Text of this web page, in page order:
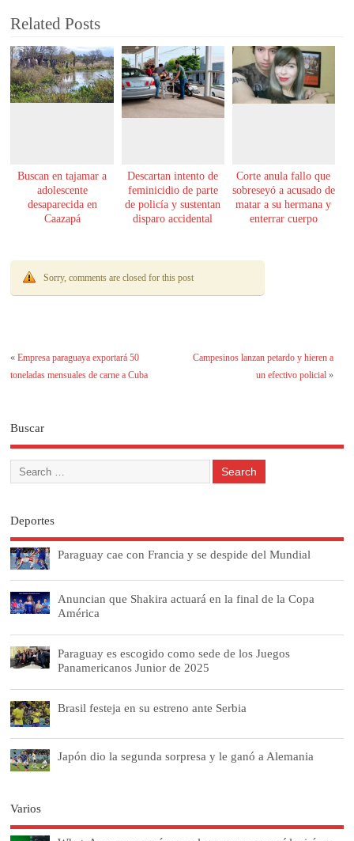
Related Posts
Buscan en tajamar a
adolescente
desaparecida en
Caazapá
Descartan intento de
feminicidio de parte
de policía y sustentan
disparo accidental
Corte anula fallo que
sobreseyó a acusado de
matar a su hermana y
enterrar cuerpo
Sorry, comments are closed for this post
«Empresa paraguaya exportará 50
toneladas mensuales de carne a Cuba
Campesinos lanzan petardo y hieren a
un efectivo policial»
Buscar
Deportes
Paraguay cae con Francia y se despide del Mundial
Anuncian que Shakira actuará en la final de la Copa
América
Paraguay es escogido como sede de los Juegos
Panamericanos Junior de 2025
Brasil festeja en su estreno ante Serbia
Japón dio la segunda sorpresa y le ganó a Alemania
Varios